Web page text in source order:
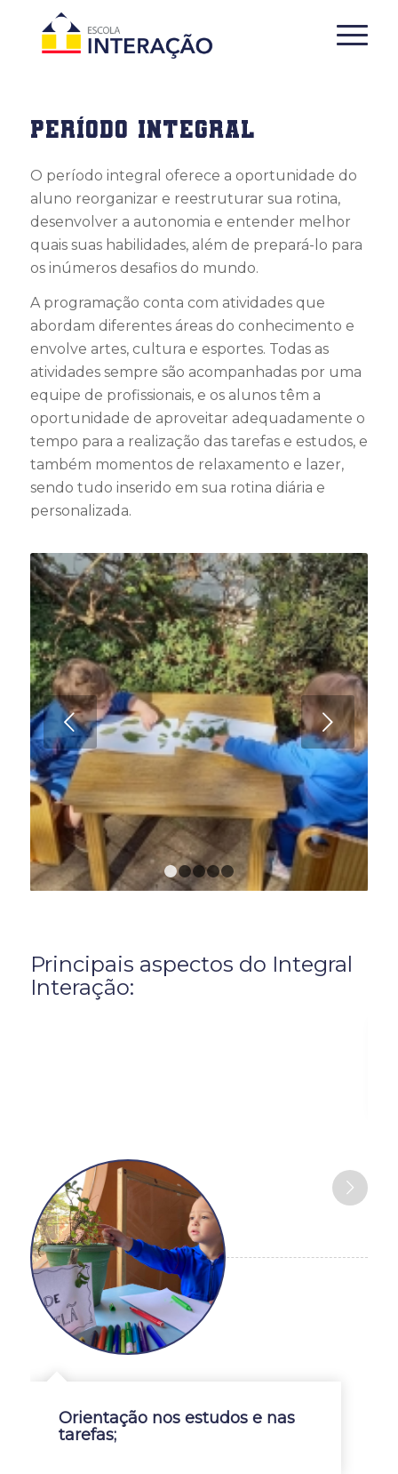
PERÍODO INTEGRAL
O período integral oferece a oportunidade do
aluno reorganizar e reestruturar sua rotina,
desenvolver a autonomia e entender melhor
quais suas habilidades, além de prepará-lo para
os inúmeros desafios do mundo.
A programação conta com atividades que
abordam diferentes áreas do conhecimento e
envolve artes, cultura e esportes. Todas as
atividades sempre são acompanhadas por uma
equipe de profissionais, e os alunos têm a
oportunidade de aproveitar adequadamente o
tempo para a realização das tarefas e estudos, e
também momentos de relaxamento e lazer,
sendo tudo inserido em sua rotina diária e
personalizada.
Próximo
1 2 3
Principais aspectos do Integral
Interação:
Orientação nos estudos e nas
tarefas;